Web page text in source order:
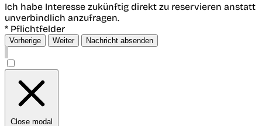
Ich habe Interesse zukünftig direkt zu reservieren anstatt
unverbindlich anzufragen.
* Pflichtfelder
Vorherige Weiter Nachricht absenden
Close modal